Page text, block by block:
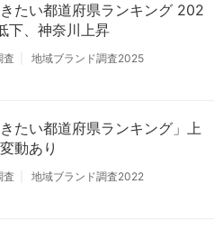
きたい都道府県ランキング 202
下、神奈川上昇
査 地域ブランド調査2025
きたい都道府県ランキング」上
動あり
査 地域ブランド調査2022